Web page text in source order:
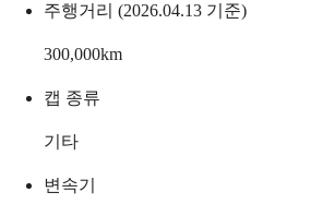
주행거리 (2026.04.13 기준)
300,000km
캡 종류
기타
변속기